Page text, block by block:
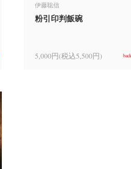
伊藤聡信
粉引印判飯碗
5,000円(税込5,500円)